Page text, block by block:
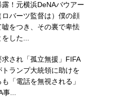
露！元横浜DeNAバウアー
ロバーツ監督は）僕の顔
嘘をつき、その裏で卑怯
した...
求され「孤立無援」FIFA
トランプ大統領に助けを
「電話を無視される」
...